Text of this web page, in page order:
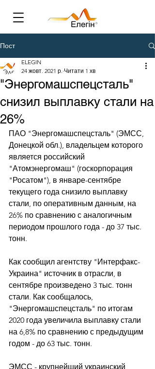
Пост
"Энергомашспецсталь"
снизил выплавку стали на
26%
ELEGIN
24 жовт. 2021 р. Читати 1 хв
ПАО "Энергомашспецсталь" (ЭМСС,
Донецкой обл.), владельцем которого
является российский
"Атомэнергомаш" (госкорпорация
"Росатом"), в январе-сентябре
текущего года снизило выплавку
стали, по оперативным данным, на
26% по сравнению с аналогичным
периодом прошлого года - до 37 тыс.
тонн.
Как сообщил агентству "Интерфакс-
Украина" источник в отрасли, в
сентябре произведено 3 тыс. тонн
стали. Как сообщалось,
"Энергомашспецсталь" по итогам
2020 года увеличила выплавку стали
на 6,8% по сравнению с предыдущим
годом - до 63 тыс. тонн.
ЭМСС - крупнейший украинский